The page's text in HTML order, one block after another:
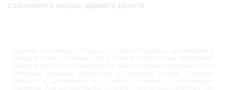
сэкономите нервы, время и деньги.